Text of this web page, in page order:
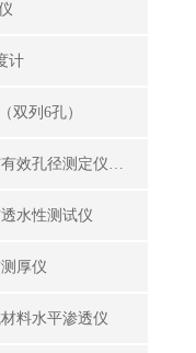
计
双列6孔）
TH-030型土工布有效孔径测定仪（湿筛法）
水性测试仪
厚仪
料水平渗透仪